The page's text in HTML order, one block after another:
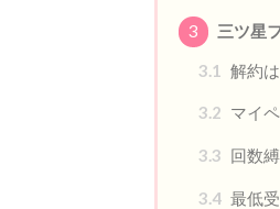
3
三ツ星
3.1
解約
3.2 マイ
3.3 回数
3.4 最低